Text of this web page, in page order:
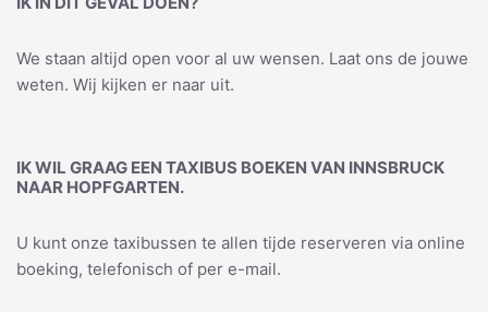
We staan altijd open voor al uw wensen. Laat ons de jouwe
weten. Wij kijken er naar uit.
IK WIL GRAAG EEN TAXIBUS BOEKEN VAN INNSBRUCK
NAAR HOPFGARTEN.
U kunt onze taxibussen te allen tijde reserveren via online
boeking, telefonisch of per e-mail.